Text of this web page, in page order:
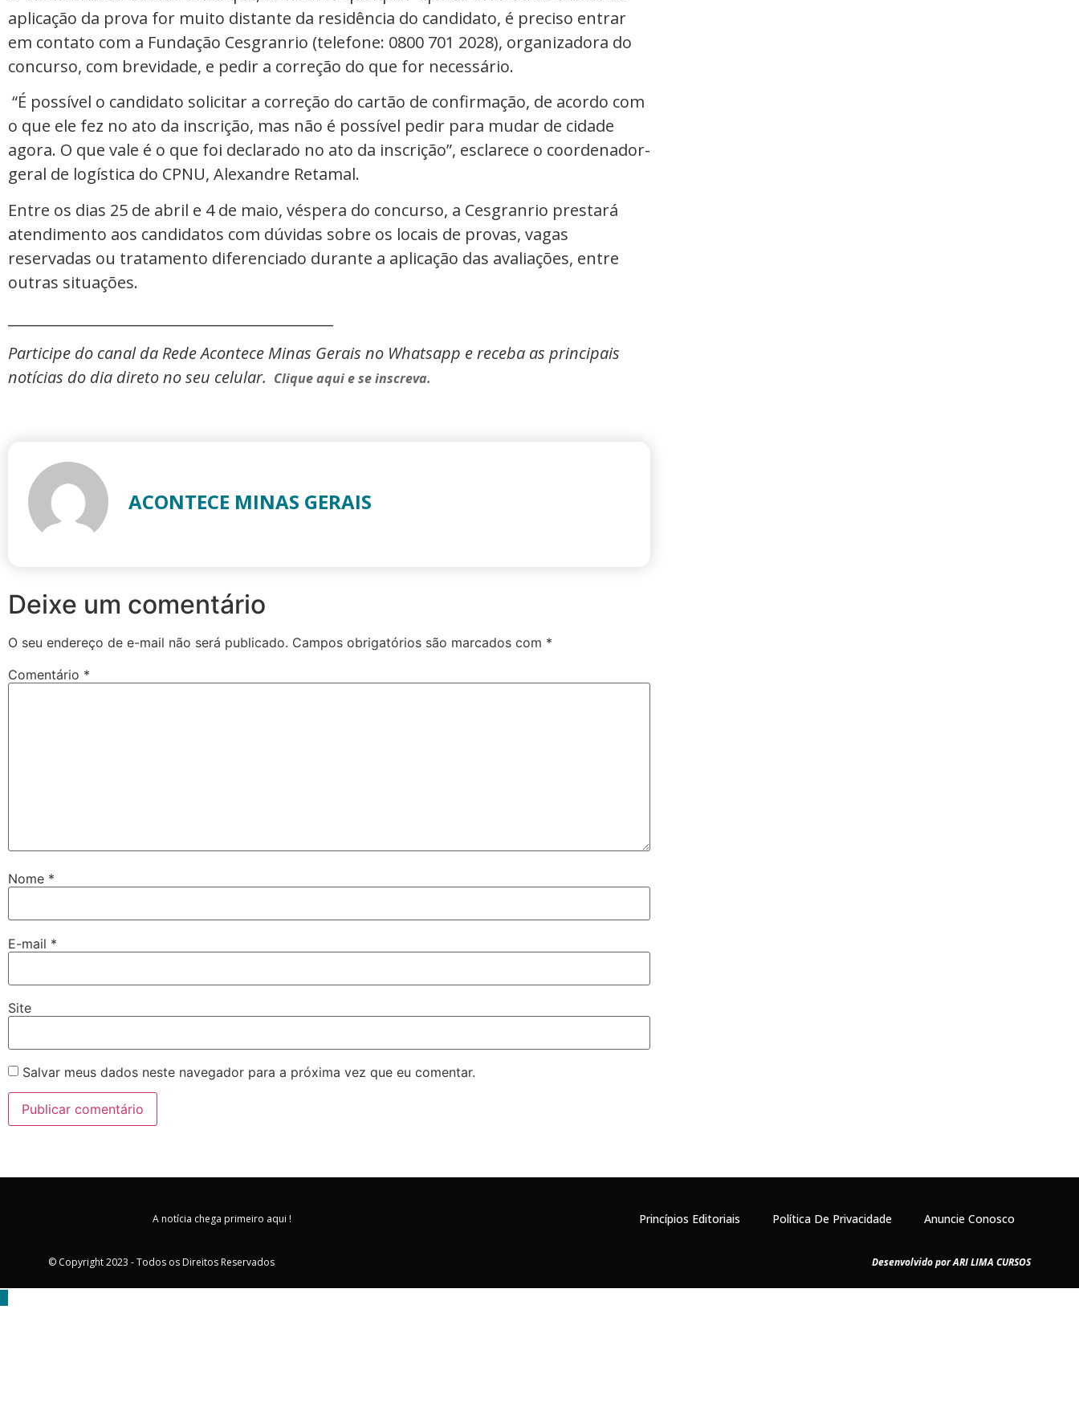
aplicação da prova for muito distante da residência do candidato, é preciso entrar
em contato com a Fundação Cesgranrio (telefone: 0800 701 2028), organizadora do
concurso, com brevidade, e pedir a correção do que for necessário.
“É possível o candidato solicitar a correção do cartão de confirmação, de acordo com
o que ele fez no ato da inscrição, mas não é possível pedir para mudar de cidade
agora. O que vale é o que foi declarado no ato da inscrição”, esclarece o coordenador-
geral de logística do CPNU, Alexandre Retamal.
Entre os dias 25 de abril e 4 de maio, véspera do concurso, a Cesgranrio prestará
atendimento aos candidatos com dúvidas sobre os locais de provas, vagas
reservadas ou tratamento diferenciado durante a aplicação das avaliações, entre
outras situações.
Participe do canal da Rede Acontece Minas Gerais no Whatsapp e receba as principais
notícias do dia direto no seu celular. Clique aqui e se inscreva.
ACONTECE MINAS GERAIS
Deixe um comentário
O seu endereço de e-mail não será publicado. Campos obrigatórios são marcados com *
Comentário *
Nome *
E-mail *
Site
Salvar meus dados neste navegador para a próxima vez que eu comentar.
A notícia chega primeiro aqui ! Princípios Editoriais Política De Privacidade Anuncie Conosco
© Copyright 2023 - Todos os Direitos Reservados Desenvolvido por ARI LIMA CURSOS